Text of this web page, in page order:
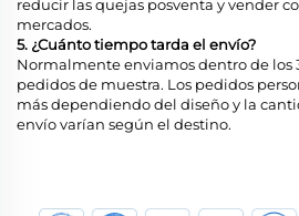
reducir las quejas posventa y vender
mercados.
5. ¿Cuánto tiempo tarda el envío?
Normalmente enviamos dentro de los
pedidos de muestra. Los pedidos
más dependiendo del diseño y la
envío varían según el destino.